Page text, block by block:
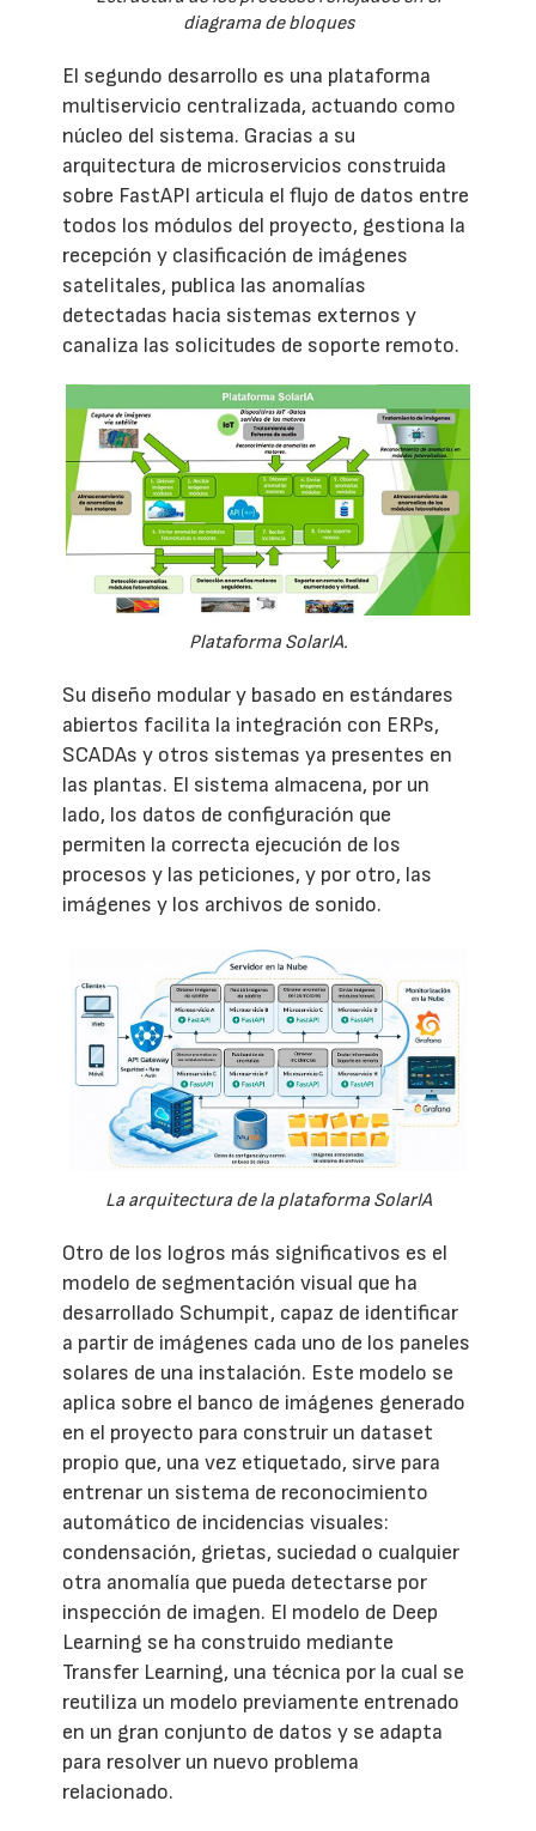
diagrama de bloques
El segundo desarrollo es una plataforma
multiservicio centralizada, actuando como
núcleo del sistema. Gracias a su
arquitectura de microservicios construida
sobre FastAPI articula el flujo de datos entre
todos los módulos del proyecto, gestiona la
recepción y clasificación de imágenes
satelitales, publica las anomalías
detectadas hacia sistemas externos y
canaliza las solicitudes de soporte remoto.
Plataforma SolarIA.
Su diseño modular y basado en estándares
abiertos facilita la integración con ERPs,
SCADAs y otros sistemas ya presentes en
las plantas. El sistema almacena, por un
lado, los datos de configuración que
permiten la correcta ejecución de los
procesos y las peticiones, y por otro, las
imágenes y los archivos de sonido.
La arquitectura de la plataforma SolarIA
Otro de los logros más significativos es el
modelo de segmentación visual que ha
desarrollado Schumpit, capaz de identificar
a partir de imágenes cada uno de los paneles
solares de una instalación. Este modelo se
aplica sobre el banco de imágenes generado
en el proyecto para construir un dataset
propio que, una vez etiquetado, sirve para
entrenar un sistema de reconocimiento
automático de incidencias visuales:
condensación, grietas, suciedad o cualquier
otra anomalía que pueda detectarse por
inspección de imagen. El modelo de Deep
Learning se ha construido mediante
Transfer Learning, una técnica por la cual se
reutiliza un modelo previamente entrenado
en un gran conjunto de datos y se adapta
para resolver un nuevo problema
relacionado.